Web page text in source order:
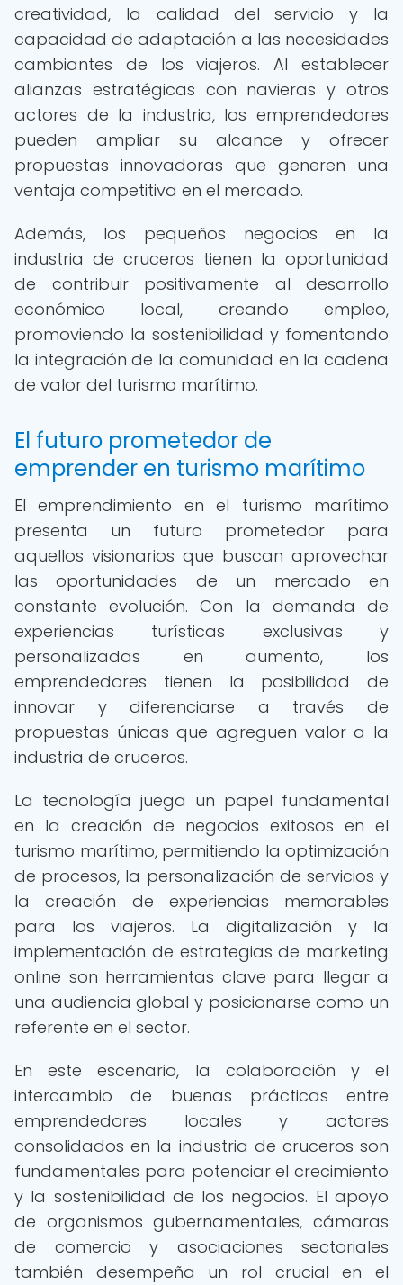
creatividad, la calidad del servicio y la
capacidad de adaptación a las necesidades
cambiantes de los viajeros. Al establecer
alianzas estratégicas con navieras y otros
actores de la industria, los emprendedores
pueden ampliar su alcance y ofrecer
propuestas innovadoras que generen una
ventaja competitiva en el mercado.
Además, los pequeños negocios en la
industria de cruceros tienen la oportunidad
de contribuir positivamente al desarrollo
económico local, creando empleo,
promoviendo la sostenibilidad y fomentando
la integración de la comunidad en la cadena
de valor del turismo marítimo.
El futuro prometedor de
emprender en turismo marítimo
El emprendimiento en el turismo marítimo
presenta un futuro prometedor para
aquellos visionarios que buscan aprovechar
las oportunidades de un mercado en
constante evolución. Con la demanda de
experiencias turísticas exclusivas y
personalizadas en aumento, los
emprendedores tienen la posibilidad de
innovar y diferenciarse a través de
propuestas únicas que agreguen valor a la
industria de cruceros.
La tecnología juega un papel fundamental
en la creación de negocios exitosos en el
turismo marítimo, permitiendo la optimización
de procesos, la personalización de servicios y
la creación de experiencias memorables
para los viajeros. La digitalización y la
implementación de estrategias de marketing
online son herramientas clave para llegar a
una audiencia global y posicionarse como un
referente en el sector.
En este escenario, la colaboración y el
intercambio de buenas prácticas entre
emprendedores locales y actores
consolidados en la industria de cruceros son
fundamentales para potenciar el crecimiento
y la sostenibilidad de los negocios. El apoyo
de organismos gubernamentales, cámaras
de comercio y asociaciones sectoriales
también desempeña un rol crucial en el